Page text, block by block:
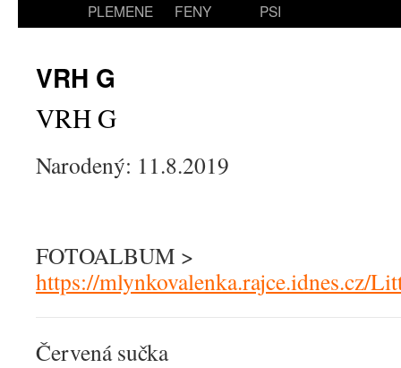
PLEMENE
FENY
PSI
VRH G
VRH G
Narodený: 11.8.2019
FOTOALBUM >
https://mlynkovalenka.rajce.idnes.cz/
Červená sučka